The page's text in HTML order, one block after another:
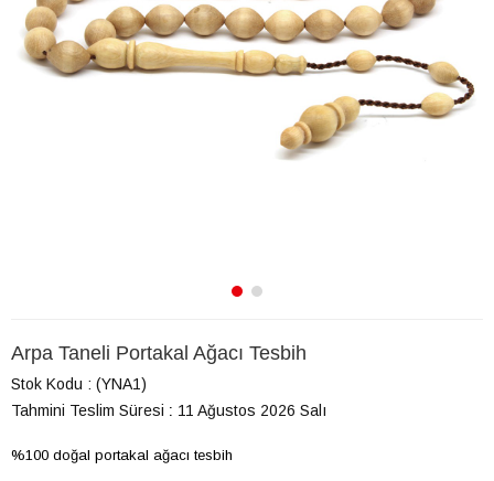
Arpa Taneli Portakal Ağacı Tesbih
Stok Kodu
(YNA1)
Tahmini Teslim Süresi : 11 Ağustos 2026 Salı
%100 doğal portakal ağacı tesbih